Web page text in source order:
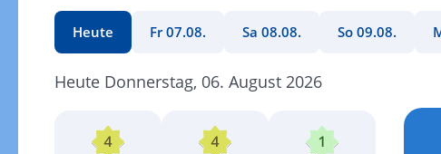
Heute Fr 07.08. Sa 08.08. So 09.08.
Heute Donnerstag, 06. August 2026